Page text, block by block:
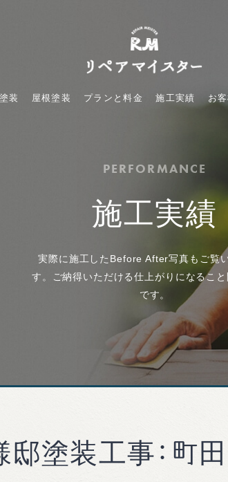
装 屋根塗装 プランと料金 施工実績 お
PERFORMANCE
施工実績
実際に施工したBefore After写真もご覧
す。ご納得いただける仕上がりになること
です。
邸塗装工事：町